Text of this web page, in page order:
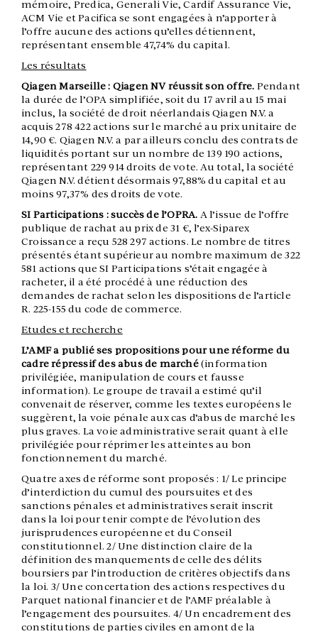
mémoire, Predica, Generali Vie, Cardif Assurance Vie,
ACM Vie et Pacifica se sont engagées à n’apporter à
l’offre aucune des actions qu’elles détiennent,
représentant ensemble 47,74% du capital.
Les résultats
Qiagen Marseille : Qiagen NV réussit son offre. Pendant
la durée de l’OPA simplifiée, soit du 17 avril au 15 mai
inclus, la société de droit néerlandais Qiagen N.V. a
acquis 278 422 actions sur le marché au prix unitaire de
14,90 €. Qiagen N.V. a par ailleurs conclu des contrats de
liquidités portant sur un nombre de 139 190 actions,
représentant 229 914 droits de vote. Au total, la société
Qiagen N.V. détient désormais 97,88% du capital et au
moins 97,37% des droits de vote.
SI Participations : succès de l’OPRA. A l’issue de l’offre
publique de rachat au prix de 31 €, l’ex-Siparex
Croissance a reçu 528 297 actions. Le nombre de titres
présentés étant supérieur au nombre maximum de 322
581 actions que SI Participations s’était engagée à
racheter, il a été procédé à une réduction des
demandes de rachat selon les dispositions de l’article
R. 225-155 du code de commerce.
Etudes et recherche
L’AMF a publié ses propositions pour une réforme du
cadre répressif des abus de marché(information
privilégiée, manipulation de cours et fausse
information). Le groupe de travail a estimé qu’il
convenait de réserver, comme les textes européens le
suggèrent, la voie pénale aux cas d’abus de marché les
plus graves. La voie administrative serait quant à elle
privilégiée pour réprimer les atteintes au bon
fonctionnement du marché.
Quatre axes de réforme sont proposés : 1/ Le principe
d’interdiction du cumul des poursuites et des
sanctions pénales et administratives serait inscrit
dans la loi pour tenir compte de l’évolution des
jurisprudences européenne et du Conseil
constitutionnel. 2/ Une distinction claire de la
définition des manquements de celle des délits
boursiers par l’introduction de critères objectifs dans
la loi. 3/ Une concertation des actions respectives du
Parquet national financier et de l’AMF préalable à
l’engagement des poursuites. 4/ Un encadrement des
constitutions de parties civiles en amont de la